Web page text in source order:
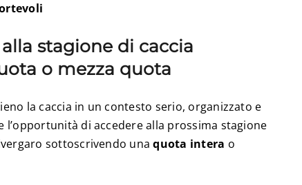
stagione di caccia
o mezza quota
la caccia in un contesto serio, organizzato e
di accedere alla prossima stagione
sottoscrivendo unaquota intera o